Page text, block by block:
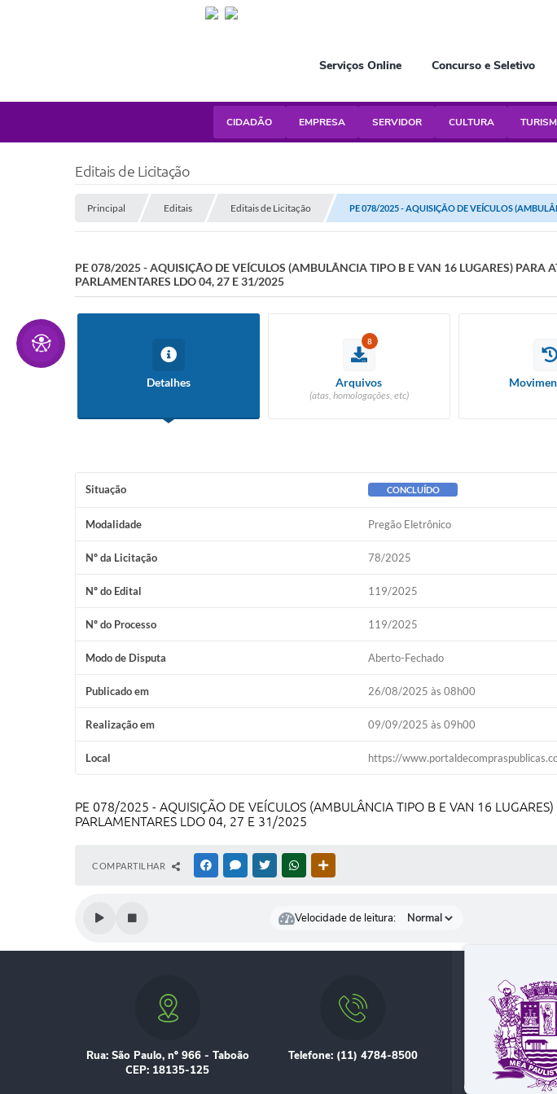
Serviços Online Concurso e Seletivo
CIDADÃO EMPRESA SERVIDOR CULTURA
Editais de Licitação
Principal Editais Editais de Licitação PE 078/2025 - AQUISIÇÃO DE VEÍCULOS
PE 078/2025 - AQUISIÇÃO DE VEÍCULOS (AMBULÂNCIA TIPO B E VAN 16 LUGARES) PARA
PARLAMENTARES LDO 04, 27 E 31/2025
Detalhes
8
Arquivos
(atas, homologações, etc)
Situação CONCLUÍDO
Modalidade Pregão Eletrônico
Nº da Licitação 78/2025
Nº do Edital 119/2025
Nº do Processo 119/2025
Modo de Disputa Aberto-Fechado
Publicado em 26/08/2025 às 08h00
Realização em 09/09/2025 às 09h00
Local https://
PE 078/2025 - AQUISIÇÃO DE VEÍCULOS (AMBULÂNCIA TIPO B E VAN 16
PARLAMENTARES LDO 04, 27 E 31/2025
COMPARTILHAR FACEBOOKMESSENGER
TWITTERWHATSAPP
Velocidade de leitura:
Rua: São Paulo, nº 966 - Taboão
CEP: 18135-125
Telefone: (11) 4784-8500